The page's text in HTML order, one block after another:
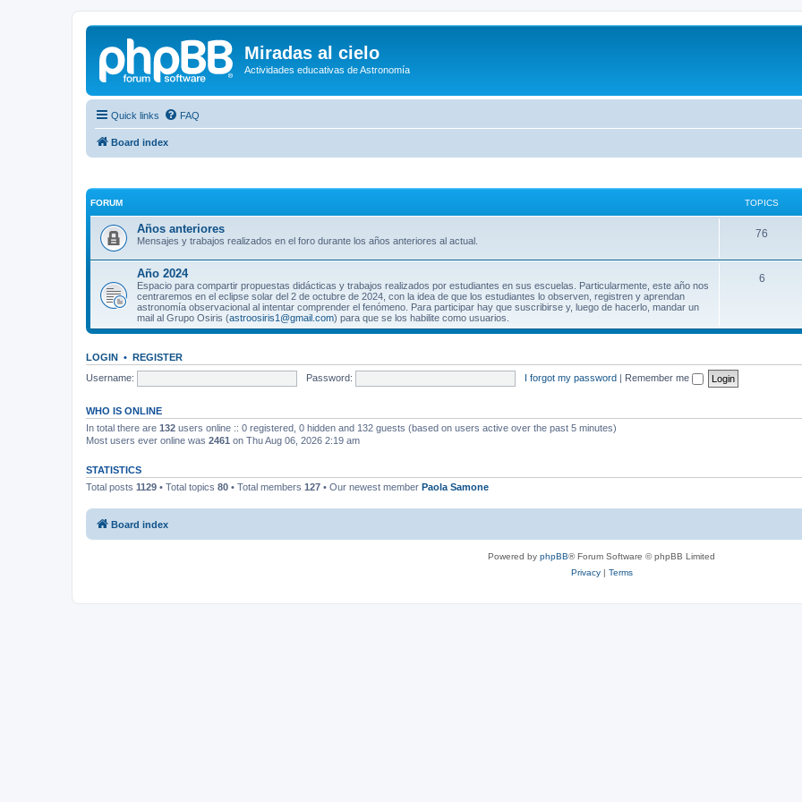
Miradas al cielo
Actividades educativas de Astronomía
Quick links FAQ
Board index
FORUM TOPICS
Años anteriores
Mensajes y trabajos realizados en el foro durante los años anteriores al actual.
76
Año 2024
Espacio para compartir propuestas didácticas y trabajos realizados por estudiantes en sus escuelas. Particularmente, este año nos
centraremos en el eclipse solar del 2 de octubre de 2024, con la idea de que los estudiantes lo observen, registren y aprendan
astronomía observacional al intentar comprender el fenómeno. Para participar hay que suscribirse y, luego de hacerlo, mandar un
mail al Grupo Osiris (astroosiris1@gmail.com) para que se los habilite como usuarios.
6
LOGIN • REGISTER
Username:
Password: I forgot my password | Remember me
WHO IS ONLINE
In total there are 132 users online :: 0 registered, 0 hidden and 132 guests (based on users active over the past 5 minutes)
Most users ever online was 2461 on Thu Aug 06, 2026 2:19 am
STATISTICS
Total posts 1129 • Total topics 80 • Total members 127 • Our newest member Paola Samone
Board index
Powered by phpBB® Forum Software © phpBB Limited
Privacy| Terms